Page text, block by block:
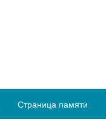
Страница памяти